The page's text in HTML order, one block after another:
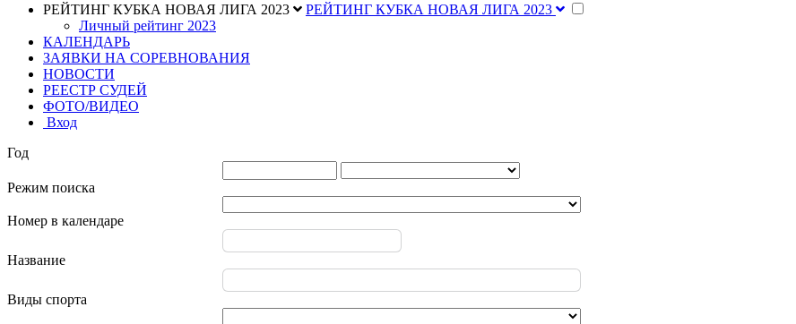
РЕЙТИНГ КУБКА НОВАЯ ЛИГА 2023
РЕЙТИНГ КУБКА НОВАЯ ЛИГА 2023
Личный рейтинг 2023
КАЛЕНДАРЬ
ЗАЯВКИ НА СОРЕВНОВАНИЯ
НОВОСТИ
РЕЕСТР СУДЕЙ
ФОТО/ВИДЕО
Вход
Год
Режим поиска
Номер в календаре
Название
Виды спорта